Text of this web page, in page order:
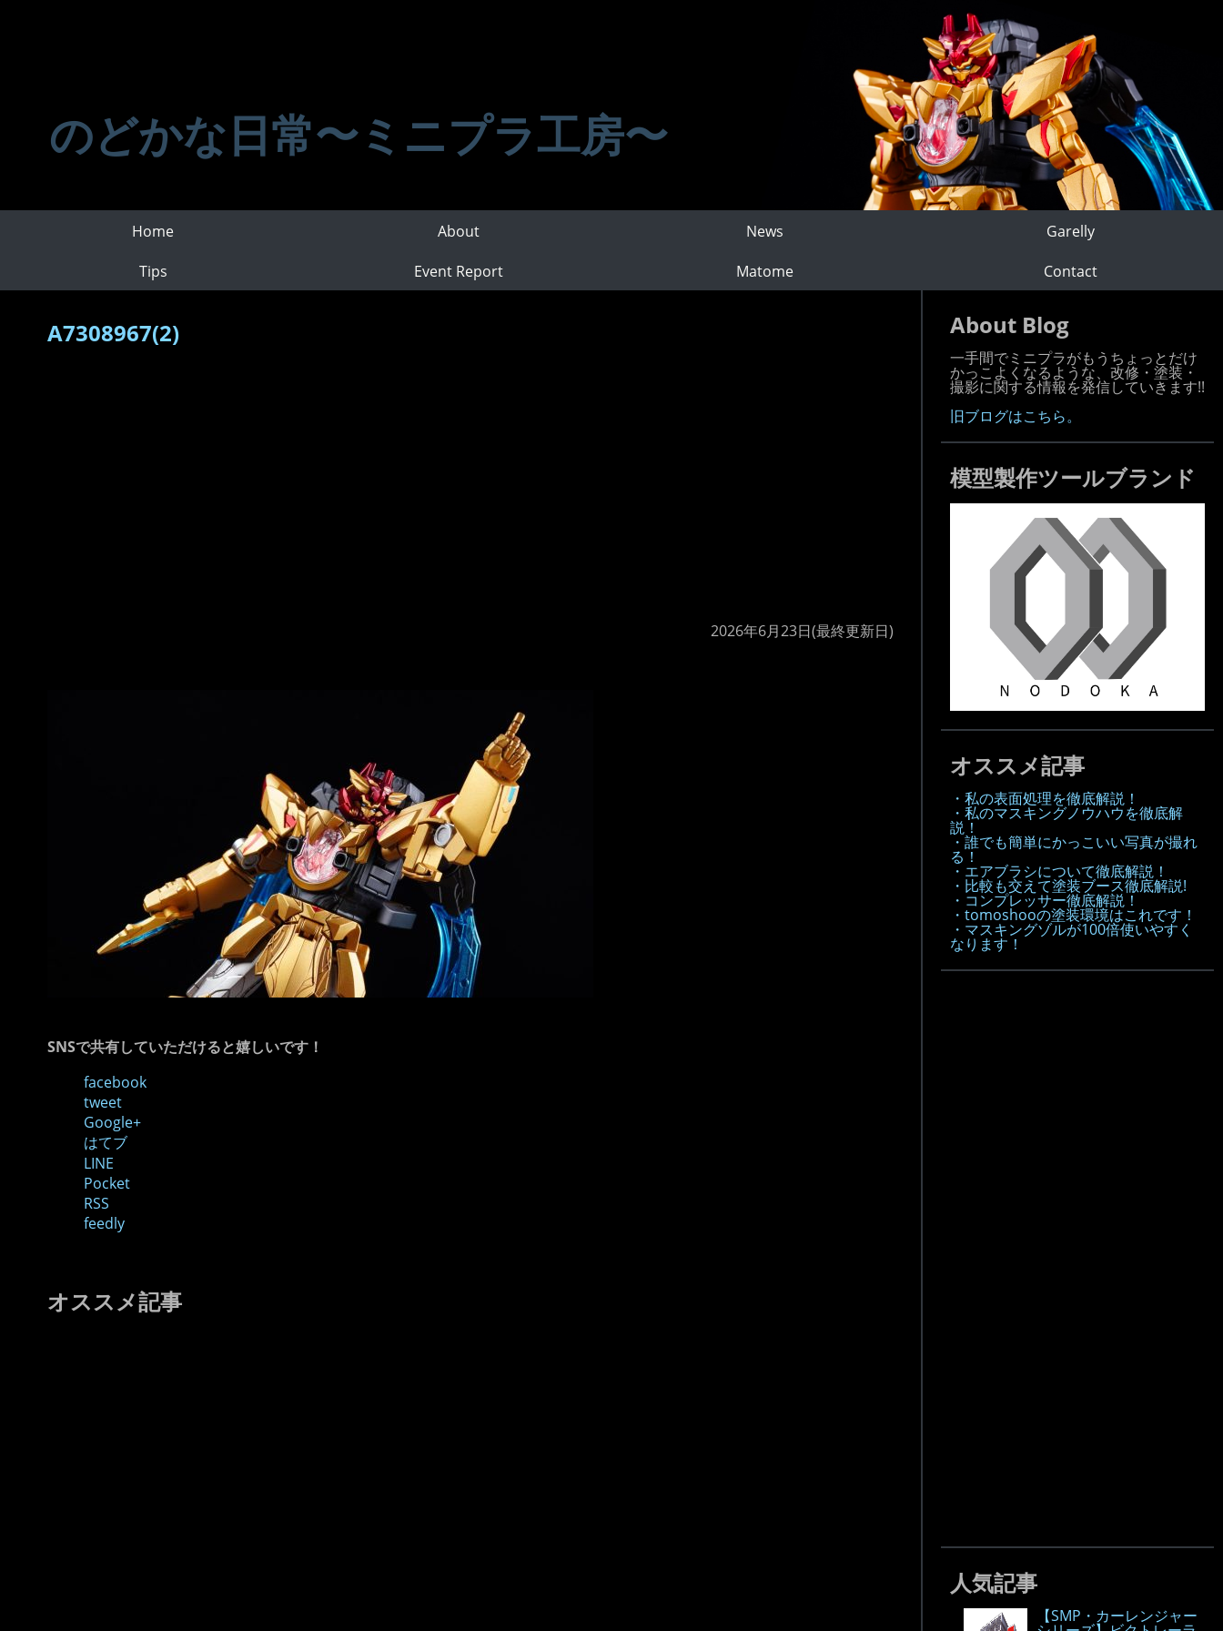
のどかな日常〜ミニプラ工房〜
Home About News
Garelly
Tips
Event Report Matome Contact
A7308967(2)
2026年6月23日(最終更新日)
SNSで共有していただけると嬉しいです！
facebook
tweet
Google+
はてブ
LINE
Pocket
RSS
feedly
オススメ記事
About Blog
一手間でミニプラがもうちょっとだけ
かっこよくなるような、改修・塗装・
撮影に関する情報を発信していきます!!
旧ブログはこちら。
模型製作ツールブランド
オススメ記事
・私の表面処理を徹底解説！
・私のマスキングノウハウを徹底解
説！
・誰でも簡単にかっこいい写真が撮れ
る！
・エアブラシについて徹底解説！
・比較も交えて塗装ブース徹底解説!
・コンプレッサー徹底解説！
・tomoshooの塗装環境はこれです！
・マスキングゾルが100倍使いやすく
なります！
人気記事
【SMP・カーレンジャー